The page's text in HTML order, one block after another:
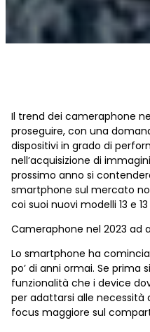
Il trend dei cameraphone
proseguire, con una
dispositivi in grado di
nell’acquisizione di
prossimo anno si
smartphone sul mercato
coi suoi nuovi modelli 13 e 13
Cameraphone nel 2023 ad
Lo smartphone ha
po’ di anni ormai. Se prima
funzionalità che i device
per adattarsi alle necessità
focus maggiore sul